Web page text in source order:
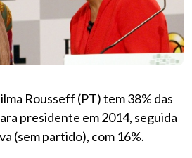
Rousseff (PT) tem 38% das
presidente em 2014, seguida
(sem partido), com 16%.